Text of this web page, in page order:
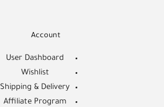
Account
User Dashboard
Wishlist
Shipping & Delivery
Affiliate Program